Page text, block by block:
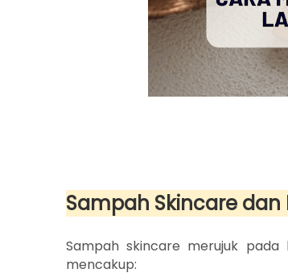
Sampah Skincare
Sampah skincare merujuk
mencakup: